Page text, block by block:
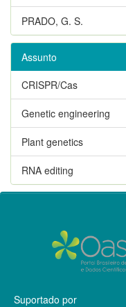
PRADO, G. S.
Assunto
CRISPR/Cas
Genetic engineering
Plant genetics
RNA editing
Suportado por